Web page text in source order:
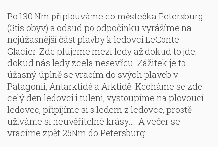
Po 130 Nm připlouváme do městečka Petersburg
(3tis obyv) a odsud po odpočinku vyrážíme na
nejúžasnější část plavby k ledovci LeConte
Glacier. Zde plujeme mezi ledy až dokud to jde,
dokud nás ledy zcela nesevřou. Zážitek je to
úžasný, úplně se vracím do svých plaveb v
Patagonii, Antarktidě a Arktidě. Kocháme se zde
celý den ledovci i tuleni, vystoupíme na plovoucí
ledovec, připíjíme si s ledem z ledovce, prostě
užíváme si neuvěřitelné krásy…. A večer se
vracíme zpět 25Nm do Petersburg.